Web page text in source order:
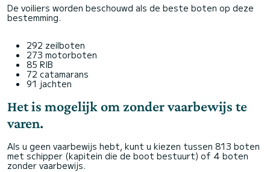
De voiliers worden beschouwd als de beste boten op deze
bestemming.
292 zeilboten
273 motorboten
85 RIB
72 catamarans
91 jachten
Het is mogelijk om zonder vaarbewijs te
varen.
Als u geen vaarbewijs hebt, kunt u kiezen tussen 813 boten
met schipper (kapitein die de boot bestuurt) of 4 boten
zonder vaarbewijs.